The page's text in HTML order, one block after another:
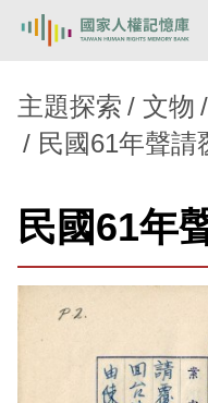
熱門關鍵字： 陳孟和
主題探索
背景知識
關於我們
主題探索 文物
民國61年聲請
民國61年